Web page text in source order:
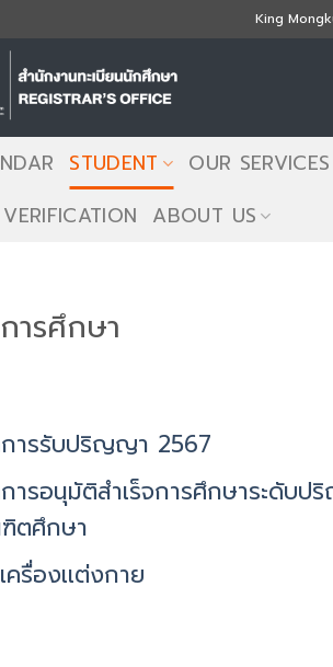
King
STUDENT OUR SERVICES
ABOUT US
ารศึกษา
ารรับปริญญา 2567
ารอนุมัติสำเร็จการศึกษาระดับ
ตศึกษา
ครื่องเเต่งกาย